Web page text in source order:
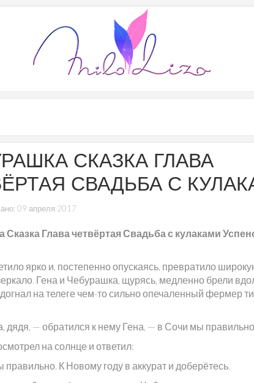
СКАЗКА ГЛАВА
СВАДЬБА С
09 апреля 2017
Сказка Глава четвёртая Свадьба с кулаками
ярко и, постепенно опускаясь, превратило
Гена и Чебурашка, щурясь, медленно брели
на телеге чем-то сильно опечаленный фермер
дядя, — обратился к нему Гена, — в Сочи мы
на солнце и ответил:
К Новому году в аккурат и доберётесь.